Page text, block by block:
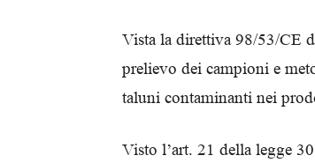
Vista la direttiva 98/53/CE
prelievo dei campioni e
taluni contaminanti nei
Visto l’art. 21 della legge